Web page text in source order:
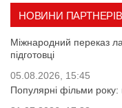
НОВИНИ ПАРТНЕРІВ
Міжнародний переказ
підготовці
05.08.2026, 15:45
Популярні фільми року: